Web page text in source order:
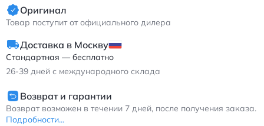
Оригинал
Товар поступит от официального дилера
Доставка в Москву
Стандартная — бесплатно
26-39 дней с международного склада
Возврат и гарантии
Возврат возможен в течении 7 дней, после получения заказа.
Подробности...